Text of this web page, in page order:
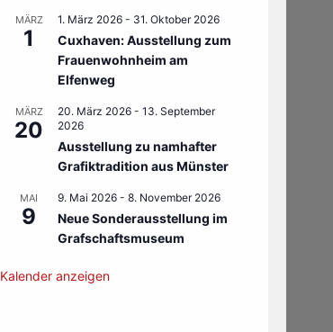
MÄRZ
1
1. März 2026 - 31. Oktober 2026
Cuxhaven: Ausstellung zum
Frauenwohnheim am
Elfenweg
MÄRZ
20
20. März 2026 - 13. September
2026
Ausstellung zu namhafter
Grafiktradition aus Münster
MAI
9
9. Mai 2026 - 8. November 2026
Neue Sonderausstellung im
Grafschaftsmuseum
Kalender anzeigen